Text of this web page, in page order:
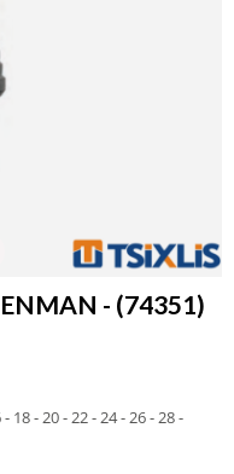
- (74351)
18 - 20 - 22 - 24 - 26 - 28 -